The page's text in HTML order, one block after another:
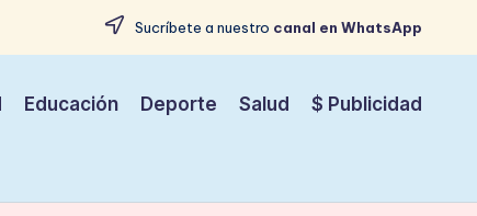
Sucríbete a nuestro canal en WhatsApp
Educación Deporte Salud $ Publicidad